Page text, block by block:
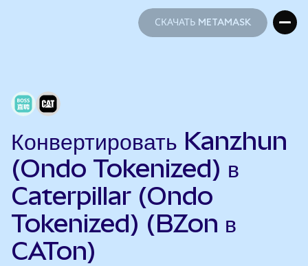
СКАЧАТЬ METAMASK
Конвертировать Kanzhun
(Ondo Tokenized) в
Caterpillar (Ondo
Tokenized) (BZon в
CATon)